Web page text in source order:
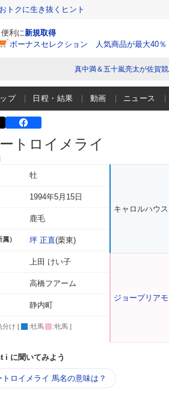
クに生き抜くヒント
便利に新規取得
ボーナスセレクション 人気商品が最大40％
真中満＆五十嵐亮太が佐賀
プ 日程・結果 動画 ニュース
トロイメライ
牡
1994年5月15日
鹿毛
） 坪 正直(栗東)
上田 けい子
高橋フアーム
静内町
分け [ :牡馬 :牝馬 ]
キャロルハウス
ジョープリアモ
i に聞いてみよう
トロイメライ 馬名の意味は？